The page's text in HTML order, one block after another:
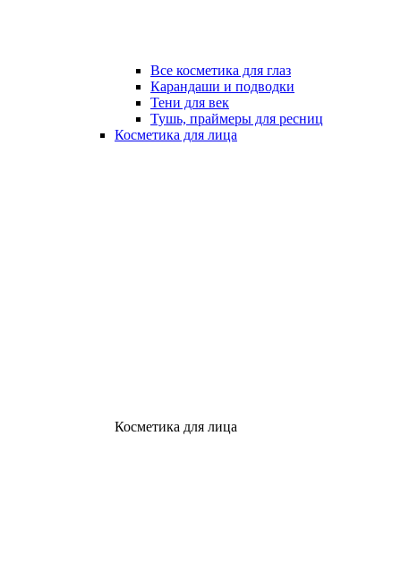
Все косметика для глаз
Карандаши и подводки
Тени для век
Тушь, праймеры для ресниц
Косметика для лица
Косметика для лица